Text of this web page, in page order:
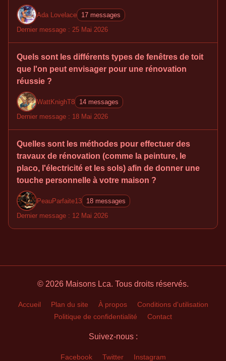
Ada Lovelace
17 messages
Dernier message : 25 Mai 2026
Quels sont les différents types de fenêtres de toit
que l'on peut envisager pour une rénovation
réussie ?
WattKnighT8
14 messages
Dernier message : 18 Mai 2026
Quelles sont les méthodes pour effectuer des
travaux de rénovation (comme la peinture, le
placo, l'électricité et les sols) afin de donner une
touche personnelle à votre maison ?
PeauParfaite13
18 messages
Dernier message : 12 Mai 2026
© 2026 Maisons Lca. Tous droits réservés.
Accueil Plan du site À propos
Conditions d'utilisation
Politique de confidentialité
Contact
Suivez-nous :
Facebook Twitter Instagram